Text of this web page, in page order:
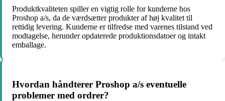
Produktkvaliteten spiller en vigtig rolle for kunderne hos
Proshop a/s, da de værdsætter produkter af høj kvalitet til
rettidig levering. Kunderne er tilfredse med varenes tilstand ved
modtagelse, herunder opdaterede produktionsdatoer og intakt
emballage.
Hvordan håndterer Proshop a/s eventuelle
problemer med ordrer?